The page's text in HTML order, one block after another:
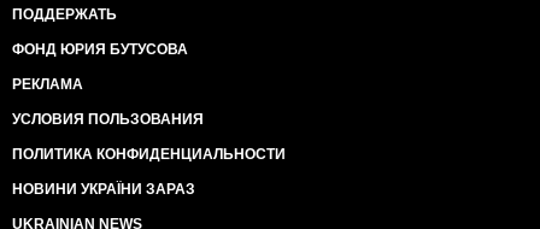
ПОДДЕРЖАТЬ
ФОНД ЮРИЯ БУТУСОВА
РЕКЛАМА
УСЛОВИЯ ПОЛЬЗОВАНИЯ
ПОЛИТИКА КОНФИДЕНЦИАЛЬНОСТИ
НОВИНИ УКРАЇНИ ЗАРАЗ
UKRAINIAN NEWS